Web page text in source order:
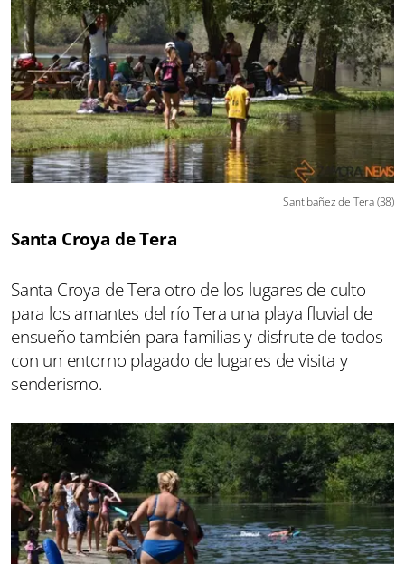
Santibañez de Tera (38)
Santa Croya de Tera
Santa Croya de Tera otro de los lugares de culto
para los amantes del río Tera una playa fluvial de
ensueño también para familias y disfrute de todos
con un entorno plagado de lugares de visita y
senderismo.